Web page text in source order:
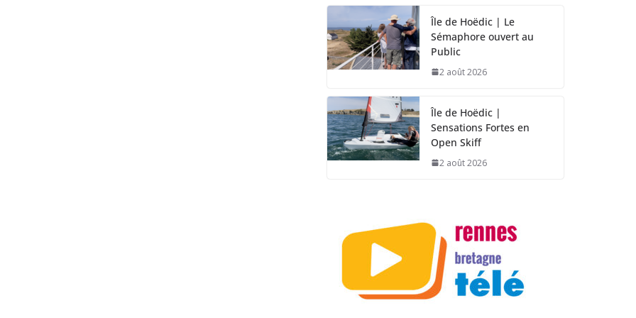
Île de Hoëdic | Le
Sémaphore ouvert au
Public
2 août 2026
Île de Hoëdic |
Sensations Fortes en
Open Skiff
2 août 2026